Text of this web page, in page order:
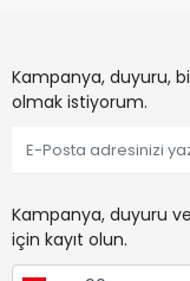
Kampanya, duyuru,
olmak istiyorum.
Kampanya, duyuru
için kayıt olun.